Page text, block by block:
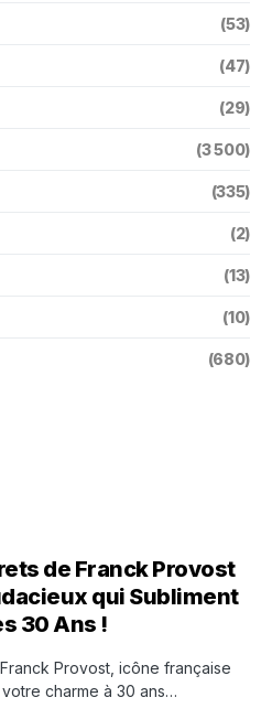
(53)
(47)
(29)
(3 500)
(335)
(2)
(13)
(10)
(680)
de Franck Provost
qui Subliment
30 Ans !
Provost, icône française
charme à 30 ans…